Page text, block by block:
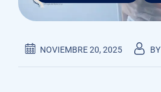
NOVIEMBRE 20, 2025 BY